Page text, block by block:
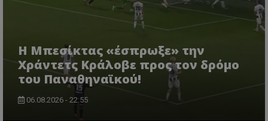
Η Μπεσίκτας «έσπρωξε» την
Χράντετς Κράλοβε προς τον δρόμο
του Παναθηναϊκού!
06.08.2026 - 22:55